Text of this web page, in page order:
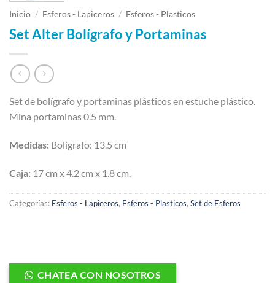
Inicio / Esferos - Lapiceros / Esferos - Plasticos
Set Alter Bolígrafo y Portaminas
Set de bolígrafo y portaminas plásticos en estuche plástico.
Mina portaminas 0.5 mm.
Medidas: Bolígrafo: 13.5 cm
Caja: 17 cm x 4.2 cm x 1.8 cm.
Categorías: Esferos - Lapiceros, Esferos - Plasticos, Set de Esferos
CHATEA CON NOSOTROS